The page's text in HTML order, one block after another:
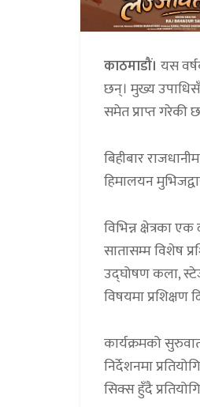
काठमाडौं। यस
छन्। मुख्य
समेत प्राप्त गरेकी
बिहीबार
हिमालयन
विभिन्न क्षेत्रका
सातासम्म विशेष
उद्घोषण कला,
विषयमा प्रशिक्षण
कार्यक्रमको
निर्देशनमा
सिक्स हुँदै